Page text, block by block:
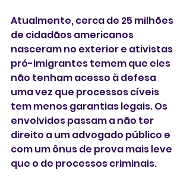
Atualmente, cerca de 25 milhões
de cidadãos americanos
nasceram no exterior e ativistas
pró-imigrantes temem que eles
não tenham acesso à defesa
uma vez que processos cíveis
tem menos garantias legais. Os
envolvidos passam a não ter
direito a um advogado público e
com um ônus de prova mais leve
que o de processos criminais.